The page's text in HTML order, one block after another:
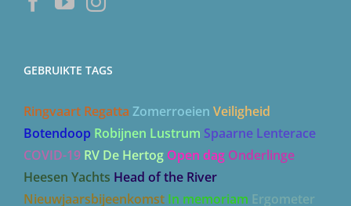
GEBRUIKTE TAGS
Ringvaart Regatta Zomerroeien Veiligheid
Botendoop Robijnen Lustrum Spaarne Lenterace
COVID-19 RV De Hertog Open dag Onderlinge
Heesen Yachts Head of the River
Nieuwjaarsbijeenkomst In memoriam Ergometer